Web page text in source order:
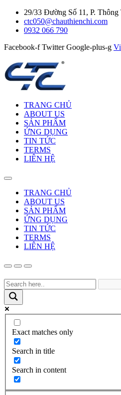
29/33 Đường Số 11, P.
ctc050@chauthienchi.com
0932 066 790
Facebook-f Twitter Google-plus-g
TRANG CHỦ
ABOUT US
SẢN PHẨM
ỨNG DỤNG
TIN TỨC
TERMS
LIÊN HỆ
TRANG CHỦ
ABOUT US
SẢN PHẨM
ỨNG DỤNG
TIN TỨC
TERMS
LIÊN HỆ
Exact matches only
Search in title
Search in content